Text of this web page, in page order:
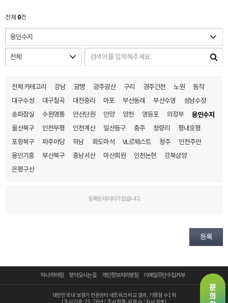
전체 0건
전체 카테고리 강남 광명 광주광산 구리 경주건천 노원
동작
대구수성
대구칠곡 대전중리 마포 부산동래 부산수영
성남수정
송파잠실
수원영통 안산단원 안양 양천 영등포 의정부 용인수지
울산북구 인천부평 인천계산 일산동구 충주 청량리
평내호평
포항북구
파주야당 하남 화도마석 VL르웨스트 청주
인천주안
용인기흥
부산북구 충남서산 마산회원 인천논현
강북삼양
은평구산
등록된 데이터가 없습니다.
등록
하나히어링 찾아오시는 길 개인정보처리방침 이메일무단수집거부
대한민국 내 보청기 전문센터 네트워크 비교 결과, 가맹점 수 1위
이름
연락처
센터
예약날짜
예약시간
분야
내용